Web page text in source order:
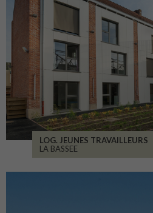
LOG. JEUNES TRAVAILLEURS
LA BASSEE